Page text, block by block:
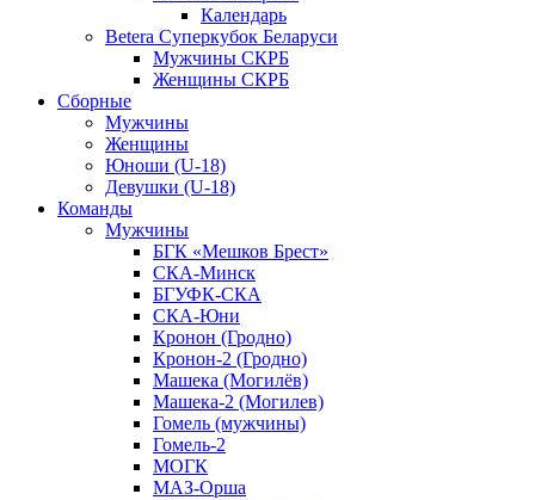
Календарь
Betera Суперкубок Беларуси
Мужчины СКРБ
Женщины СКРБ
Сборные
Мужчины
Женщины
Юноши (U-18)
Девушки (U-18)
Команды
Мужчины
БГК «Мешков Брест»
СКА-Минск
БГУФК-СКА
СКА-Юни
Кронон (Гродно)
Кронон-2 (Гродно)
Машека (Могилёв)
Машека-2 (Могилев)
Гомель (мужчины)
Гомель-2
МОГК
МАЗ-Орша